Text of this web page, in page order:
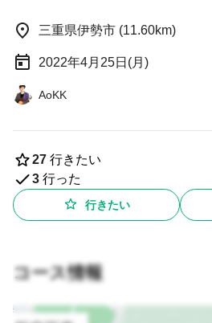
三重県伊勢市 (11.60km)
2022年4月25日(月)
AoKK
27 行きたい
3 行った
行きたい
コース情報